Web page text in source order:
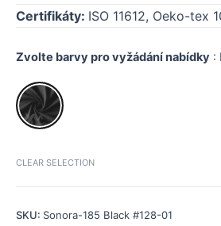
Certifikáty: ISO 11612, Oeko-tex
Zvolte barvy pro vyžádání nabídky :
CLEAR SELECTION
SKU: Sonora-185 Black #128-01